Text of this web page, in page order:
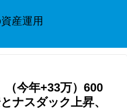
産運用
（今年+33万）600
ナスダック上昇、